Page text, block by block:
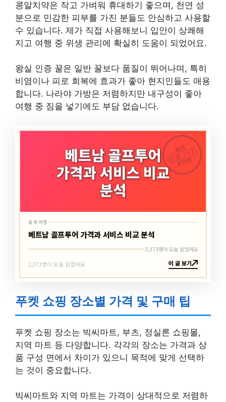
콩알치약은 작고 가벼워 휴대하기 좋으며, 천연 성
분으로 민감한 피부를 가진 분들도 안심하고 사용할
수 있습니다. 제가 직접 사용해보니 입안이 상쾌해
지고 여행 중 위생 관리에 확실히 도움이 되었어요.
왕실 인증 꿀은 일반 꿀보다 품질이 뛰어나며, 특히
비염이나 피로 회복에 효과가 좋아 현지인들도 애용
합니다. 나라야 가방은 저렴하지만 내구성이 좋아
여행 중 짐을 넣기에도 부담 없습니다.
최신
바로가기
골프여행
골프여행
베트남 골프투어 가격과 서비스 비교 분석
2,373명이 오늘 읽었어요
2,373명이 오늘 읽었어요 이 글 보기
푸켓 쇼핑 장소별 가격 및 구매 팁
푸켓 쇼핑 장소는 빅씨마트, 부츠, 정실론 쇼핑몰,
지역 마트 등 다양합니다. 각각의 장소는 가격과 상
품 구성 면에서 차이가 있으니 목적에 맞게 선택하
는 것이 중요합니다.
빅씨마트와 지역 마트는 가격이 상대적으로 저렴하